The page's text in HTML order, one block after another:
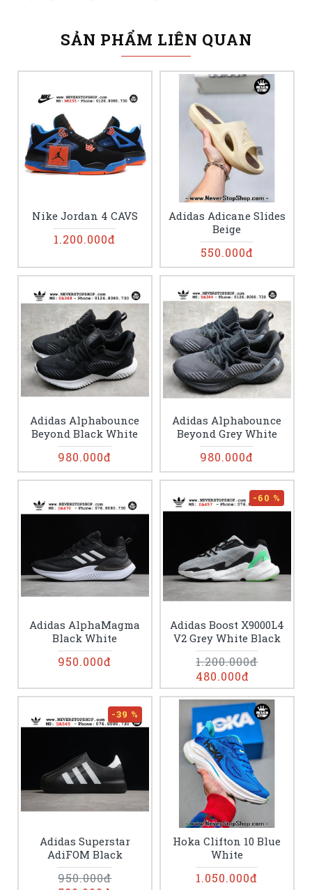
SẢN PHẨM LIÊN QUAN
Nike Jordan 4 CAVS
1.200.000đ
Adidas Adicane Slides
Beige
550.000đ
Adidas Alphabounce
Beyond Black White
980.000đ
Adidas Alphabounce
Beyond Grey White
980.000đ
Adidas AlphaMagma
Black White
950.000đ
-60 %
Adidas Boost X9000L4
V2 Grey White Black
480.000đ
1.200.000đ
-39 %
Adidas Superstar
AdiFOM Black
950.000đ
Hoka Clifton 10 Blue
White
1.050.000đ